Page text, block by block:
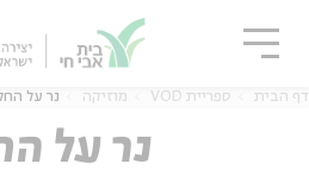
דף הבית ספריית VOD מוזיקה נר על
נר על
סגור